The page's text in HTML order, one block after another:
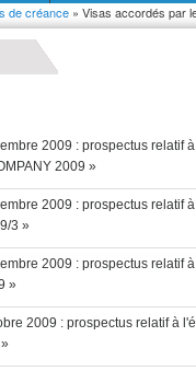
de créance » Visas accordés par
2009 : prospectus
2009 »
2009 : prospectus
3 »
2009 : prospectus
»
2009 : prospectus relatif à